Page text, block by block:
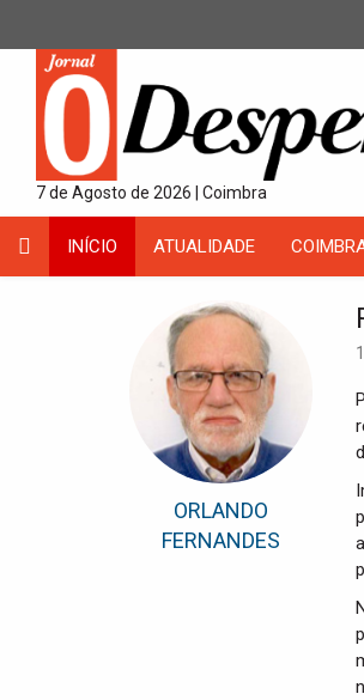
7 de Agosto de 2026 | Coimbra
INÍCIO ATUALIDADE
ORLANDO
FERNANDES